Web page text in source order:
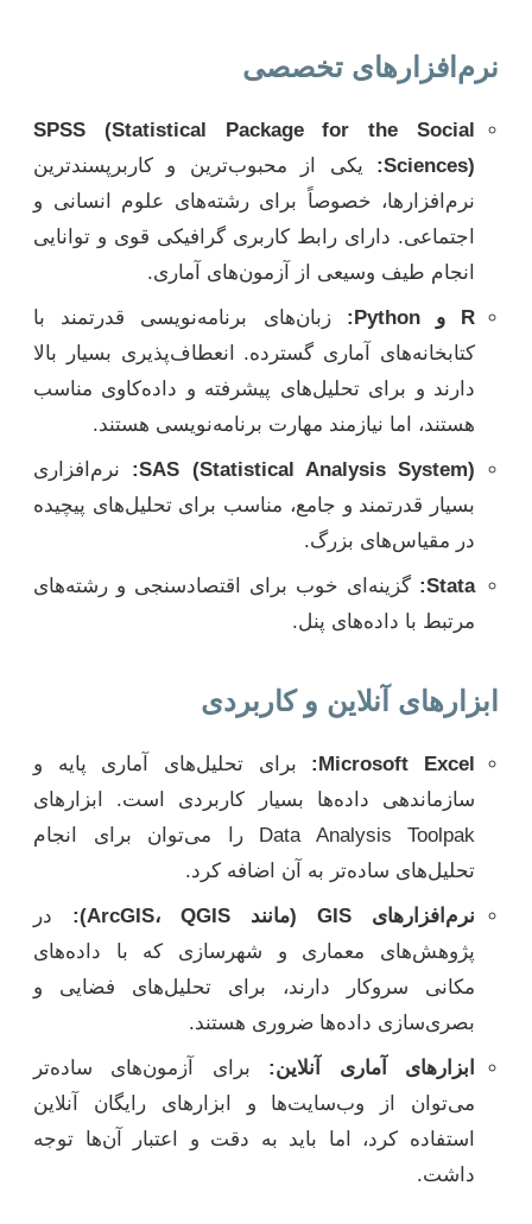
نرم‌افزارهای تخصصی
SPSS (Statistical Package for the Social
Sciences):
یکی از محبوب‌ترین و کاربرپسندترین
نرم‌افزارها، خصوصاً برای رشته‌های علوم انسانی و
اجتماعی. دارای رابط کاربری گرافیکی قوی و توانایی
انجام طیف وسیعی از آزمون‌های آماری.
R و Python:
زبان‌های برنامه‌نویسی قدرتمند با
کتابخانه‌های آماری گسترده. انعطاف‌پذیری بسیار بالا
دارند و برای تحلیل‌های پیشرفته و داده‌کاوی مناسب
هستند، اما نیازمند مهارت برنامه‌نویسی هستند.
SAS (Statistical Analysis System):
نرم‌افزاری
بسیار قدرتمند و جامع، مناسب برای تحلیل‌های پیچیده
در مقیاس‌های بزرگ.
Stata:
گزینه‌ای خوب برای اقتصادسنجی و رشته‌های
مرتبط با داده‌های پنل.
ابزارهای آنلاین و کاربردی
Microsoft Excel:
برای تحلیل‌های آماری پایه و
سازماندهی داده‌ها بسیار کاربردی است. ابزارهای
Data Analysis Toolpak را می‌توان برای انجام
تحلیل‌های ساده‌تر به آن اضافه کرد.
نرم‌افزارهای GIS (مانند ArcGIS، QGIS):
در
پژوهش‌های معماری و شهرسازی که با داده‌های
مکانی سروکار دارند، برای تحلیل‌های فضایی و
بصری‌سازی داده‌ها ضروری هستند.
ابزارهای آماری آنلاین: برای آزمون‌های ساده‌تر
می‌توان از وب‌سایت‌ها و ابزارهای رایگان آنلاین
استفاده کرد، اما باید به دقت و اعتبار آن‌ها توجه
داشت.